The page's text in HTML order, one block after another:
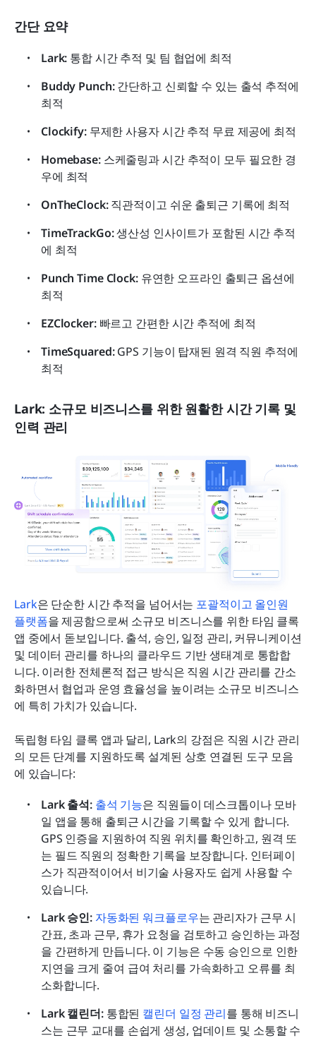
간단 요약
Lark: 통합 시간 추적 및 팀 협업에 최적
Buddy Punch: 간단하고 신뢰할 수 있는 출석 추적에
최적
Clockify: 무제한 사용자 시간 추적 무료 제공에 최적
Homebase: 스케줄링과 시간 추적이 모두 필요한 경
우에 최적
OnTheClock: 직관적이고 쉬운 출퇴근 기록에 최적
TimeTrackGo: 생산성 인사이트가 포함된 시간 추적
에 최적
Punch Time Clock: 유연한 오프라인 출퇴근 옵션에
최적
EZClocker: 빠르고 간편한 시간 추적에 최적
TimeSquared: GPS 기능이 탑재된 원격 직원 추적에
최적
Lark: 소규모 비즈니스를 위한 원활한 시간 기록 및
인력 관리
Lark은 단순한 시간 추적을 넘어서는 포괄적이고 올인원
플랫폼을 제공함으로써 소규모 비즈니스를 위한 타임 클록
앱 중에서 돋보입니다. 출석, 승인, 일정 관리, 커뮤니케이션
및 데이터 관리를 하나의 클라우드 기반 생태계로 통합합
니다. 이러한 전체론적 접근 방식은 직원 시간 관리를 간소
화하면서 협업과 운영 효율성을 높이려는 소규모 비즈니스
에 특히 가치가 있습니다.
독립형 타임 클록 앱과 달리, Lark의 강점은 직원 시간 관리
의 모든 단계를 지원하도록 설계된 상호 연결된 도구 모음
에 있습니다:
Lark 출석: 출석 기능은 직원들이 데스크톱이나 모바
일 앱을 통해 출퇴근 시간을 기록할 수 있게 합니다.
GPS 인증을 지원하여 직원 위치를 확인하고, 원격 또
는 필드 직원의 정확한 기록을 보장합니다. 인터페이
스가 직관적이어서 비기술 사용자도 쉽게 사용할 수
있습니다.
Lark 승인: 자동화된 워크플로우는 관리자가 근무 시
간표, 초과 근무, 휴가 요청을 검토하고 승인하는 과정
을 간편하게 만듭니다. 이 기능은 수동 승인으로 인한
지연을 크게 줄여 급여 처리를 가속화하고 오류를 최
소화합니다.
Lark 캘린더: 통합된 캘린더 일정 관리를 통해 비즈니
스는 근무 교대를 손쉽게 생성, 업데이트 및 소통할 수